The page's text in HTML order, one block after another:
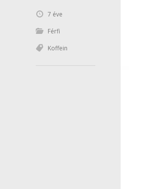
7 éve
Férfi
Koffein